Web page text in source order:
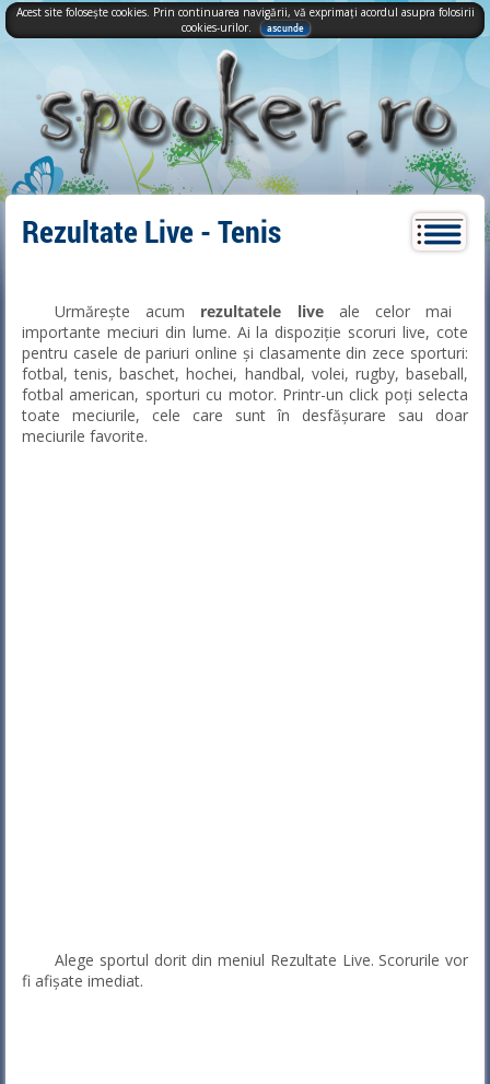
Acest site folosește cookies. Prin continuarea navigării, vă exprimați acordul asupra folosirii
cookies-urilor. ascunde
Rezultate Live - Tenis
Urmărește acum rezultatele liveale celor mai
importante meciuri din lume. Ai la dispoziție scoruri live, cote
pentru casele de pariuri online și clasamente din zece sporturi:
fotbal, tenis, baschet, hochei, handbal, volei, rugby, baseball,
fotbal american, sporturi cu motor. Printr-un click poți selecta
toate meciurile, cele care sunt în desfășurare sau doar
meciurile favorite.
Alege sportul dorit din meniul Rezultate Live. Scorurile vor
fi afișate imediat.